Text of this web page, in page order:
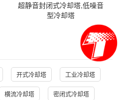
超静音封闭式冷却塔,低噪音
型冷却塔
开式冷却塔 工业冷却塔
横流冷却塔 密闭式冷却塔